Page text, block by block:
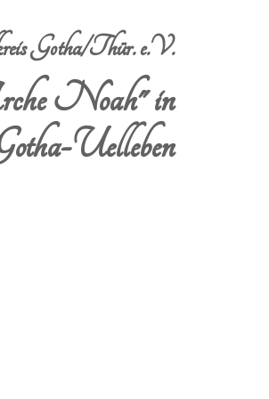
Gotha/Thür. e.V.
Noah" in
Uelleben